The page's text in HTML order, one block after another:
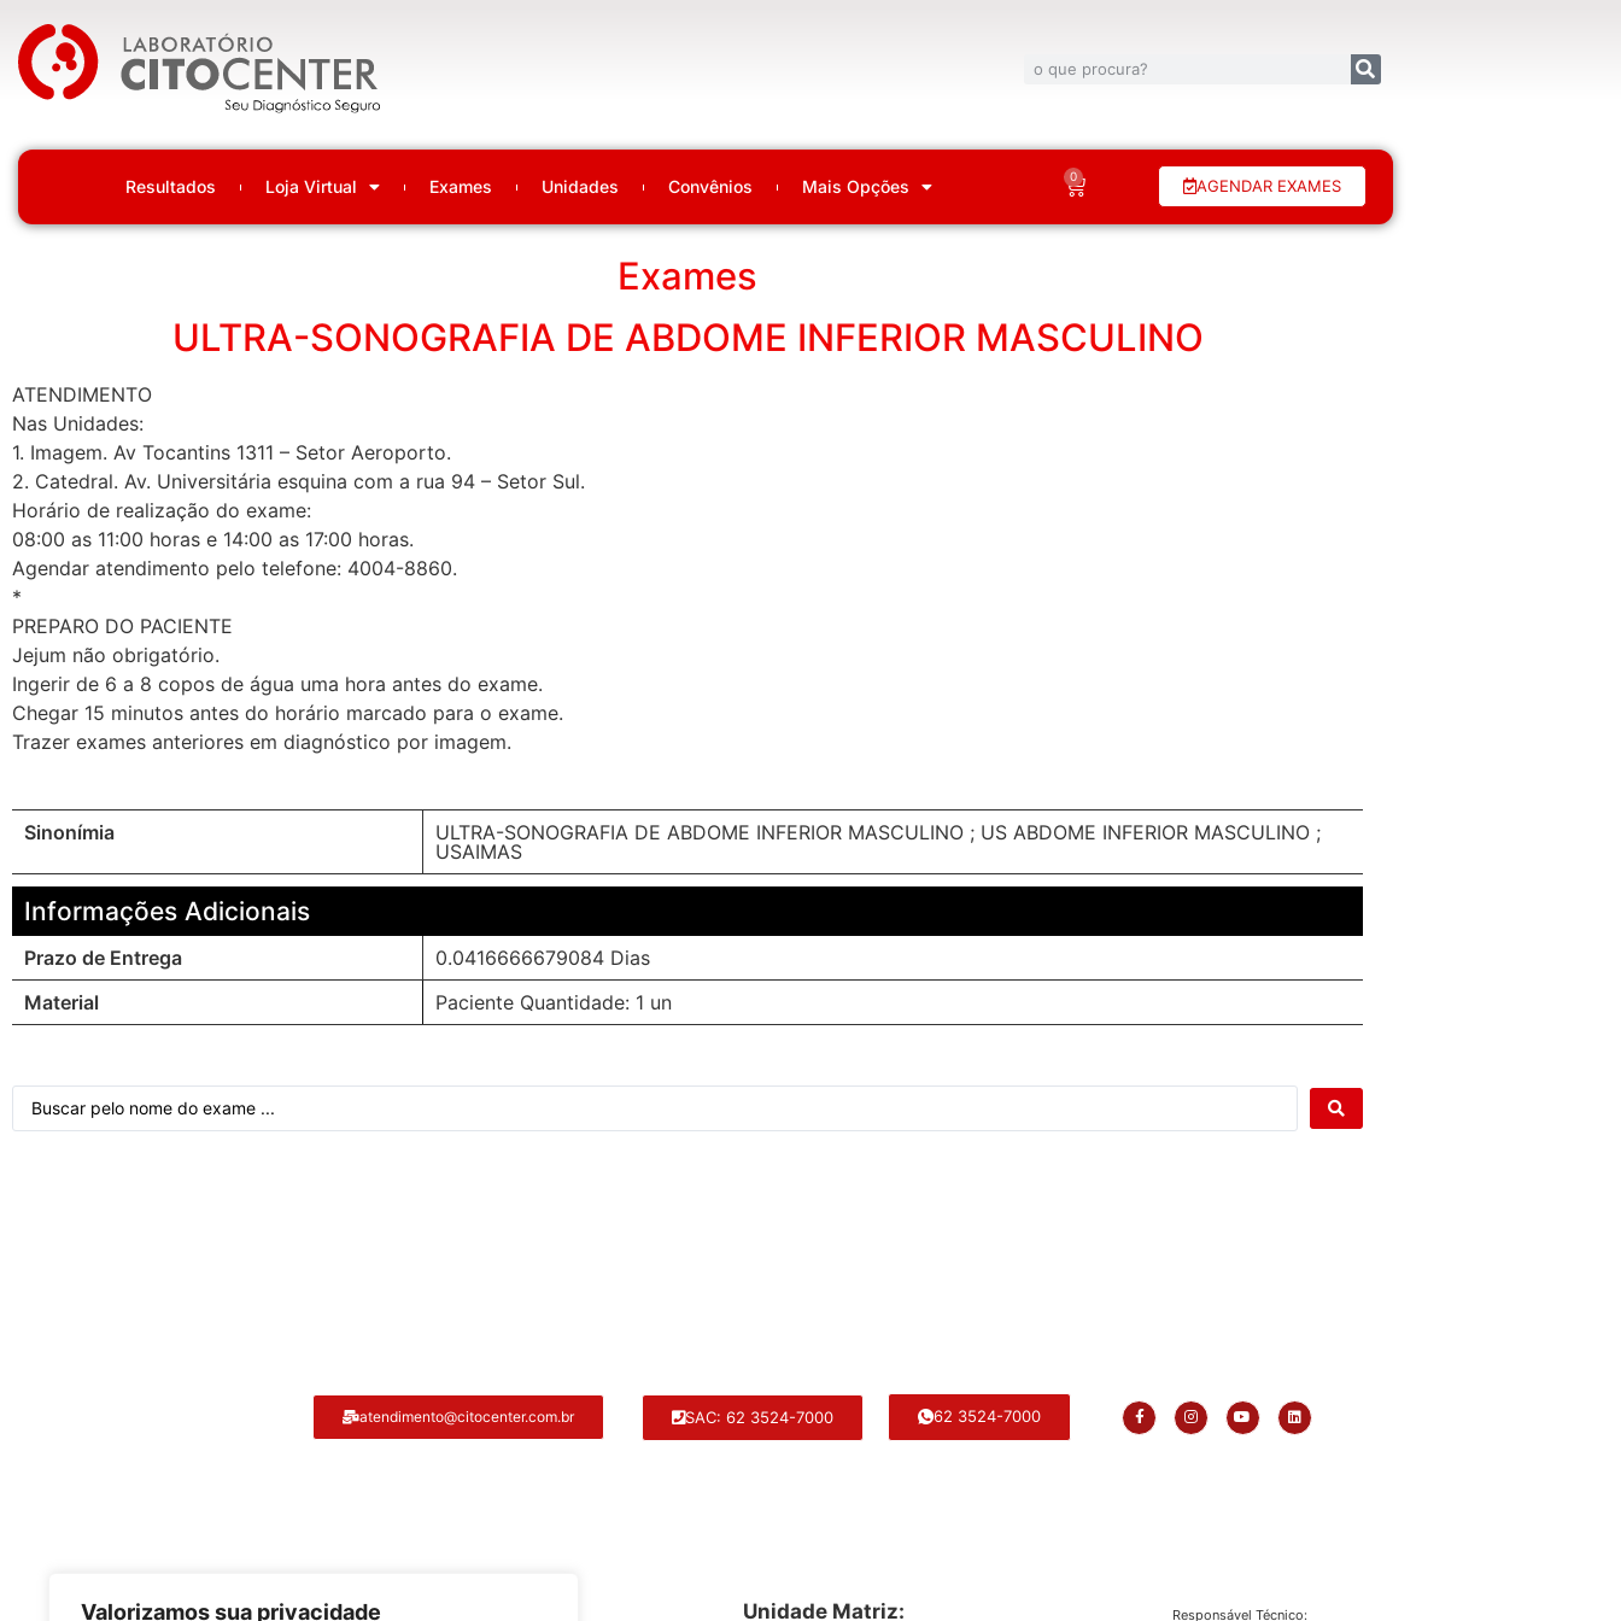
Valorizamos sua privacidade
Laboratório Citocenter
Resultados Loja Virtual Exames Unidades Convênios Mais Opções 0 AGENDAR EXAMES
Exames
ULTRA-SONOGRAFIA DE ABDOME INFERIOR MASCULINO
ATENDIMENTO
Nas Unidades:
1. Imagem. Av Tocantins 1311 – Setor Aeroporto.
2. Catedral. Av. Universitária esquina com a rua 94 – Setor Sul.
Horário de realização do exame:
08:00 as 11:00 horas e 14:00 as 17:00 horas.
Agendar atendimento pelo telefone: 4004-8860.
*
PREPARO DO PACIENTE
Jejum não obrigatório.
Ingerir de 6 a 8 copos de água uma hora antes do exame.
Chegar 15 minutos antes do horário marcado para o exame.
Trazer exames anteriores em diagnóstico por imagem.
Sinonímia
ULTRA-SONOGRAFIA DE ABDOME INFERIOR MASCULINO ; US ABDOME INFERIOR MASCULINO ;
USAIMAS
Informações Adicionais
Prazo de Entrega
0.0416666679084 Dias
Material
Paciente Quantidade: 1 un
atendimento@citocenter.com.br SAC: 62 3524-7000 62 3524-7000
Unidade Matriz: Responsável Técnico: